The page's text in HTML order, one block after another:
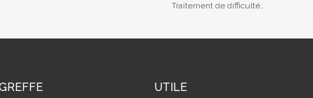
Traitement de difficultés
UTILE